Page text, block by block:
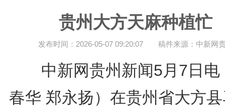
贵州大方天麻种植忙
发布时间：2026-05-07 09:20:07 稿件来源：中新网
中新网贵州新闻5月7日电
春华 郑永扬）在贵州省大方